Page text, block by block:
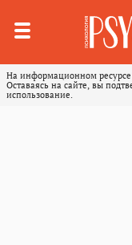
На информационном
Оставаясь на сайте, вы
использование.